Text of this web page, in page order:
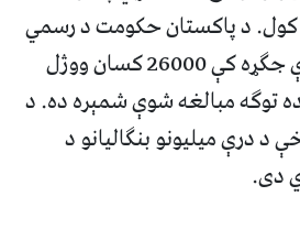
کول. د پاکستان حکومت د رسمي
شمېرو له مخې، په دې جګړه کې 26000 کسان ووژل
توګه مبالغه شوې شمېره ده. د
د درې میلیونو بنګالیانو د
دی.